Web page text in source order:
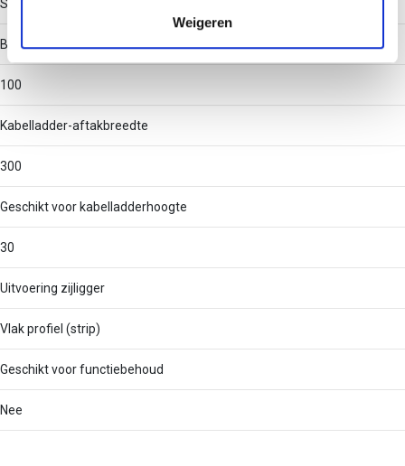
verzameld op basis van uw gebruik van hun services.
Weigeren
Staal
Binnenstraal
100
Kabelladder-aftakbreedte
300
Geschikt voor kabelladderhoogte
30
Uitvoering zijligger
Vlak profiel (strip)
Geschikt voor functiebehoud
Nee